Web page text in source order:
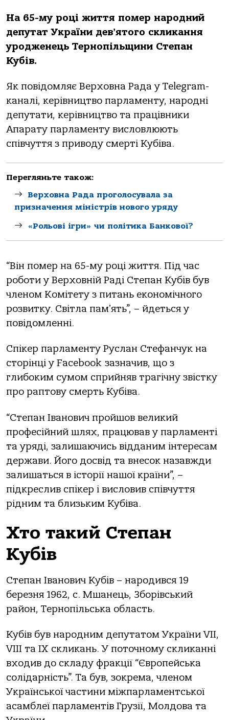
На 65-му році життя помер народний
депутат України девʼятого скликання
уродженець Тернопільщини Степан
Кубів.
Як повідомляє Верховна Рада у Telegram-
каналі, керівництво парламенту, народні
депутати, керівництво та працівники
Апарату парламенту висловлюють
співчуття з приводу смерті Кубіва.
Перегляньте також:
Верховна Рада проголосувала за
призначення міністрів нового уряду
«Рольові ігри» чи політика Банкової?
“Він помер на 65-му році життя. Під час
роботи у Верховній Раді Степан Кубів був
членом Комітету з питань економічного
розвитку. Світла памʼять”, – йдеться у
повідомленні.
Спікер парламенту Руслан Стефанчук на
сторінці у Facebook зазначив, що з
глибоким сумом сприйняв трагічну звістку
про раптову смерть Кубіва.
“Степан Іванович пройшов великий
професійний шлях, працював у парламенті
та уряді, залишаючись відданим інтересам
держави. Його досвід та внесок назавжди
залишаться в історії нашої країни”, –
підкреслив спікер і висловив співчуття
рідним та близьким Кубіва.
Хто такий Степан
Кубів
Степан Іванович Кубів – народився 19
березня 1962, с. Мшанець, Зборівський
район, Тернопільська область.
Кубів був народним депутатом України VII,
VIII та IX скликань. У поточному скликанні
входив до складу фракції “Європейська
солідарність”. Та був, зокрема, членом
Української частини міжпарламентської
асамблеї парламентів Грузії, Молдова та